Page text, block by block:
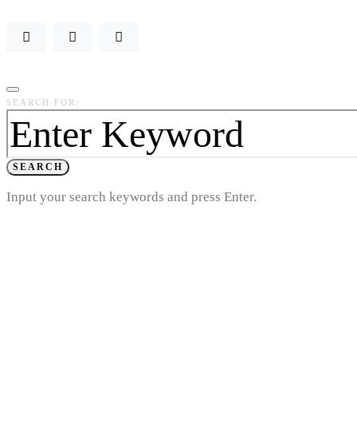
SEARCH FOR:
SEARCH
Input your search keywords and press Enter.